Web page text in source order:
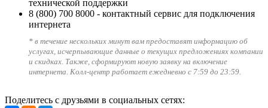
технической поддержки
8 (800) 700 8000 - контактный сервис для подключения
интернета
* в течение нескольких минут вам предоставят информацию об
услугах, исчерпывающие данные о текущих предложениях компании
и скидках. Также, сформируют новую заявку на включение
интернета. Колл-центр работает ежедневно с 7:59 до 23:59.
Поделитесь с друзьями в социальных сетях: